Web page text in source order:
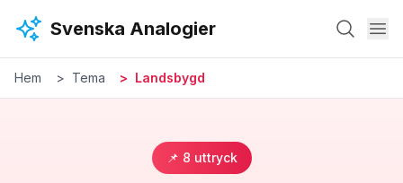
Svenska Analogier
Hem Tema Landsbygd
📌 8 uttryck